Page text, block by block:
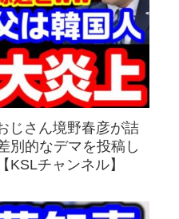
じさん境野春彦が詰
別的なデマを投稿し
チャンネル】